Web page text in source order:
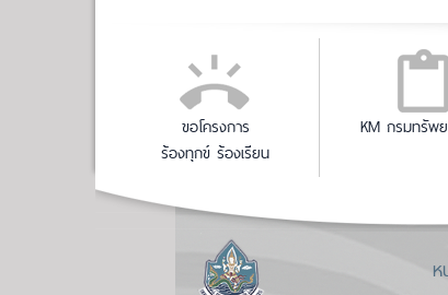
ขอโครงการ
ร้องทุกข์ ร้องเรียน
KM กรมทรัพ
ห